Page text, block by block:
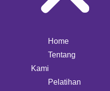
Home
Tentang
Kami
Pelatihan